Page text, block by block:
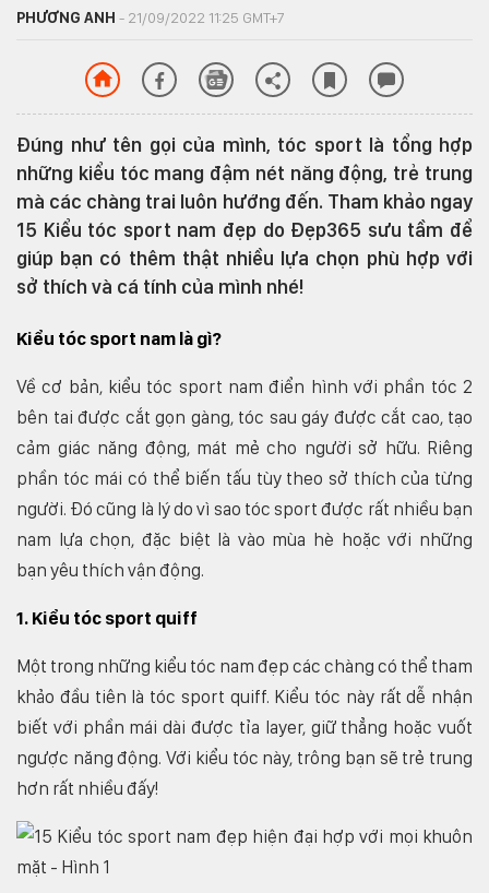
PHƯƠNG ANH - 21/09/2022 11:25 GMT+7
Đúng như tên gọi của mình, tóc sport là tổng hợp
những kiểu tóc mang đậm nét năng động, trẻ trung
mà các chàng trai luôn hướng đến. Tham khảo ngay
15 Kiểu tóc sport nam đẹp do Đẹp365 sưu tầm để
giúp bạn có thêm thật nhiều lựa chọn phù hợp với
sở thích và cá tính của mình nhé!
Kiểu tóc sport nam là gì?
Về cơ bản, kiểu tóc sport nam điển hình với phần tóc 2
bên tai được cắt gọn gàng, tóc sau gáy được cắt cao, tạo
cảm giác năng động, mát mẻ cho người sở hữu. Riêng
phần tóc mái có thể biến tấu tùy theo sở thích của từng
người. Đó cũng là lý do vì sao tóc sport được rất nhiều bạn
nam lựa chọn, đặc biệt là vào mùa hè hoặc với những
bạn yêu thích vận động.
1. Kiểu tóc sport quiff
Một trong những kiểu tóc nam đẹp các chàng có thể tham
khảo đầu tiên là tóc sport quiff. Kiểu tóc này rất dễ nhận
biết với phần mái dài được tỉa layer, giữ thẳng hoặc vuốt
ngược năng động. Với kiểu tóc này, trông bạn sẽ trẻ trung
hơn rất nhiều đấy!